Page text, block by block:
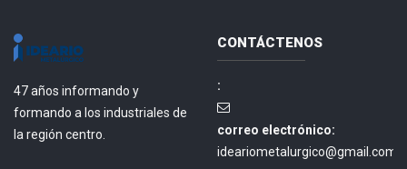
47 años informando y
formando a los industriales de
la región centro.
CONTÁCTENOS
:
correo electrónico:
ideariometalurgico@gmail.com.